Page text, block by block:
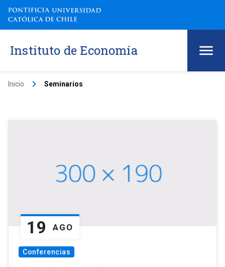
Instituto de Economía
Inicio keyboard_arrow_right Seminarios
19 AGO
Conferencias